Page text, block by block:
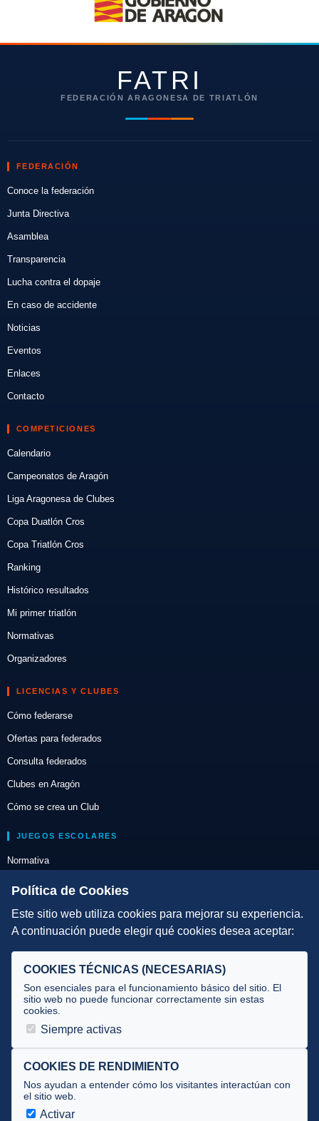
FATRI
FEDERACIÓN ARAGONESA DE TRIATLÓN
FEDERACIÓN
Conoce la federación
Junta Directiva
Asamblea
Transparencia
Lucha contra el dopaje
En caso de accidente
Noticias
Eventos
Enlaces
Contacto
COMPETICIONES
Calendario
Campeonatos de Aragón
Liga Aragonesa de Clubes
Copa Duatlón Cros
Copa Triatlón Cros
Ranking
Histórico resultados
Mi primer triatlón
Normativas
Organizadores
LICENCIAS Y CLUBES
Cómo federarse
Ofertas para federados
Consulta federados
Clubes en Aragón
Cómo se crea un Club
JUEGOS ESCOLARES
Normativa
Escuelas de Triatlón
DIRECCIÓN TÉCNICA
Selecciones
Tecnificación
JUECES Y OFICIALES
Documentos
Cursos
Circulares oficiales
Política de Cookies
Este sitio web utiliza cookies para mejorar su experiencia.
A continuación puede elegir qué cookies desea aceptar:
COOKIES TÉCNICAS (NECESARIAS)
Son esenciales para el funcionamiento básico del sitio. El
sitio web no puede funcionar correctamente sin estas
cookies.
Siempre activas
COOKIES DE RENDIMIENTO
Nos ayudan a entender cómo los visitantes interactúan con
el sitio web.
Activar